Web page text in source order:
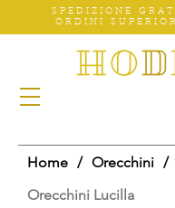
SPEDIZIONE
ORDINI
Home / Orecchini /
Orecchini Lucilla